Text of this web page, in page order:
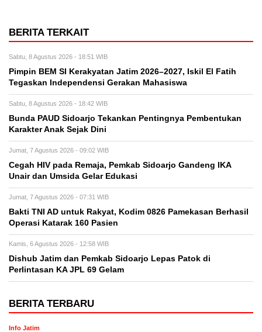
BERITA TERKAIT
Sabtu, 8 Agustus 2026 - 18:51 WIB
Pimpin BEM SI Kerakyatan Jatim 2026–2027, Iskil El Fatih
Tegaskan Independensi Gerakan Mahasiswa
Sabtu, 8 Agustus 2026 - 18:42 WIB
Bunda PAUD Sidoarjo Tekankan Pentingnya Pembentukan
Karakter Anak Sejak Dini
Jumat, 7 Agustus 2026 - 09:02 WIB
Cegah HIV pada Remaja, Pemkab Sidoarjo Gandeng IKA
Unair dan Umsida Gelar Edukasi
Jumat, 7 Agustus 2026 - 07:31 WIB
Bakti TNI AD untuk Rakyat, Kodim 0826 Pamekasan Berhasil
Operasi Katarak 160 Pasien
Kamis, 6 Agustus 2026 - 12:58 WIB
Dishub Jatim dan Pemkab Sidoarjo Lepas Patok di
Perlintasan KA JPL 69 Gelam
BERITA TERBARU
Info Jatim